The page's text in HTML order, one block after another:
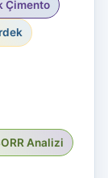
Çimento
Analizi